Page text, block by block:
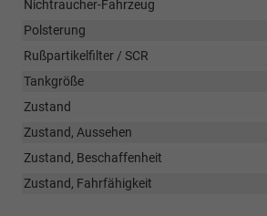
Nichtraucher-Fahrzeug
Polsterung
Rußpartikelfilter / SCR
Tankgröße
Zustand
Zustand, Aussehen
Zustand, Beschaffenheit
Zustand, Fahrfähigkeit